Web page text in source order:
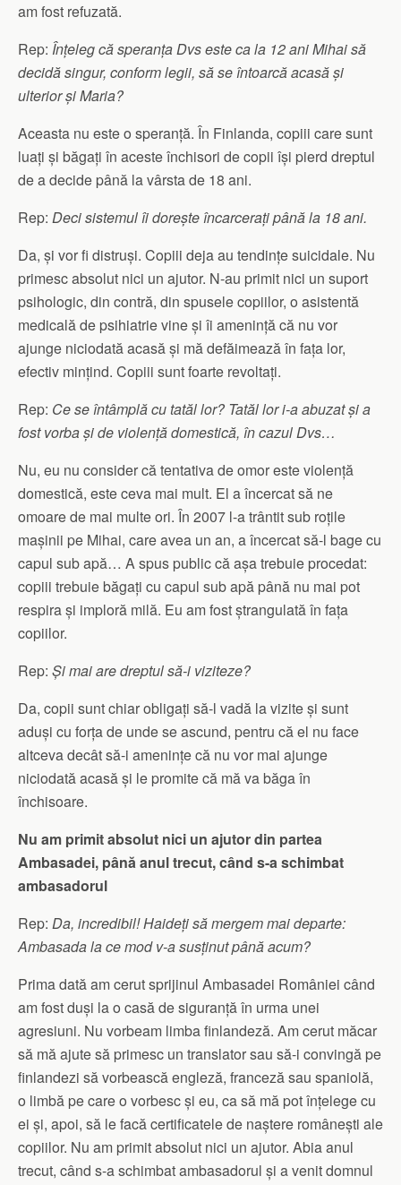
am fost refuzată.
Rep: Înțeleg că speranța Dvs este ca la 12 ani Mihai să
decidă singur, conform legii, să se întoarcă acasă și
ulterior și Maria?
Aceasta nu este o speranță. În Finlanda, copiii care sunt
luați și băgați în aceste închisori de copii își pierd dreptul
de a decide până la vârsta de 18 ani.
Rep: Deci sistemul îi dorește încarcerați până la 18 ani.
Da, și vor fi distruși. Copiii deja au tendințe suicidale. Nu
primesc absolut nici un ajutor. N-au primit nici un suport
psihologic, din contră, din spusele copiilor, o asistentă
medicală de psihiatrie vine și îi amenință că nu vor
ajunge niciodată acasă și mă defăimează în fața lor,
efectiv mințind. Copiii sunt foarte revoltați.
Rep: Ce se întâmplă cu tatăl lor? Tatăl lor i-a abuzat și a
fost vorba și de violență domestică, în cazul Dvs…
Nu, eu nu consider că tentativa de omor este violență
domestică, este ceva mai mult. El a încercat să ne
omoare de mai multe ori. În 2007 l-a trântit sub roțile
mașinii pe Mihai, care avea un an, a încercat să-l bage cu
capul sub apă… A spus public că așa trebuie procedat:
copiii trebuie băgați cu capul sub apă până nu mai pot
respira și imploră milă. Eu am fost ștrangulată în fața
copiilor.
Rep: Și mai are dreptul să-i viziteze?
Da, copii sunt chiar obligați să-l vadă la vizite și sunt
aduși cu forța de unde se ascund, pentru că el nu face
altceva decât să-i amenințe că nu vor mai ajunge
niciodată acasă și le promite că mă va băga în
închisoare.
Nu am primit absolut nici un ajutor din partea
Ambasadei, până anul trecut, când s-a schimbat
ambasadorul
Rep: Da, incredibil! Haideți să mergem mai departe:
Ambasada la ce mod v-a susținut până acum?
Prima dată am cerut sprijinul Ambasadei României când
am fost duși la o casă de siguranță în urma unei
agresiuni. Nu vorbeam limba finlandeză. Am cerut măcar
să mă ajute să primesc un translator sau să-i convingă pe
finlandezi să vorbească engleză, franceză sau spaniolă,
o limbă pe care o vorbesc și eu, ca să mă pot înțelege cu
ei și, apoi, să le facă certificatele de naștere românești ale
copiilor. Nu am primit absolut nici un ajutor. Abia anul
trecut, când s-a schimbat ambasadorul și a venit domnul